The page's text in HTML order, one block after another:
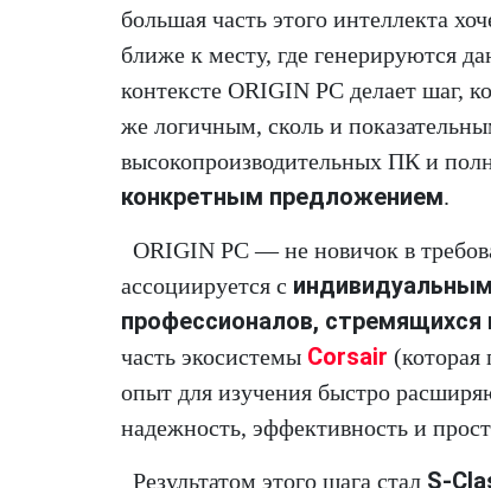
большая часть этого интеллекта
ближе к месту, где генерируются
контексте ORIGIN PC делает шаг,
же логичным, сколь и
высокопроизводительных ПК и
конкретным предложением.
ORIGIN PC — не новичок в
ассоциируется с
профессионалов, стремящихся
часть экосистемы Corsair (которая
опыт для изучения быстро
надежность, эффективность и
Результатом этого шага стал S-